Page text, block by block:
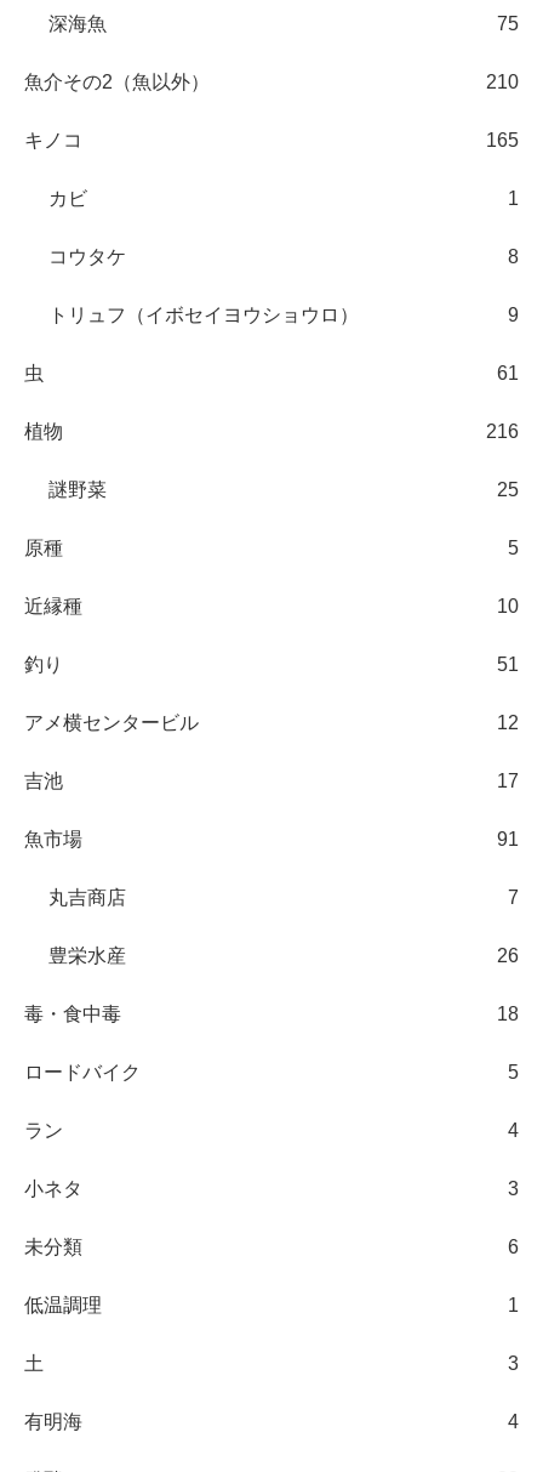
深海魚 75
魚介その2（魚以外） 210
キノコ 165
カビ 1
コウタケ 8
トリュフ（イボセイヨウショウロ） 9
虫 61
植物 216
謎野菜 25
原種 5
近縁種 10
釣り 51
アメ横センタービル 12
吉池 17
魚市場 91
丸吉商店 7
豊栄水産 26
毒・食中毒 18
ロードバイク 5
ラン 4
小ネタ 3
未分類 6
低温調理 1
土 3
有明海 4